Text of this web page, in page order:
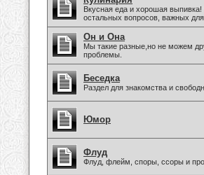
Вкусная еда и хорошая
остальных вопросов, важных
Он и Она
Мы такие разные,но не можем
проблемы.
Беседка
Раздел для знакомства и
Юмор
Флуд
Флуд, флейм, споры, ссоры и